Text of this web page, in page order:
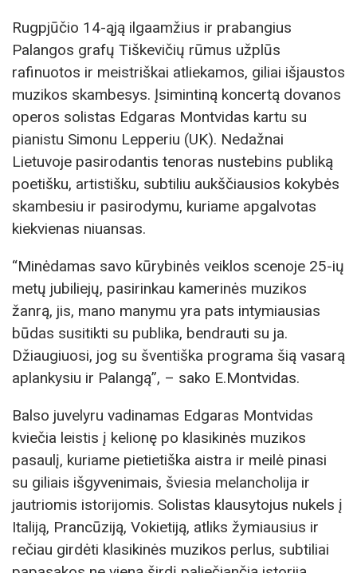
Rugpjūčio 14-ąją ilgaamžius ir prabangius
Palangos grafų Tiškevičių rūmus užplūs
rafinuotos ir meistriškai atliekamos, giliai išjaustos
muzikos skambesys. Įsimintiną koncertą dovanos
operos solistas Edgaras Montvidas kartu su
pianistu Simonu Lepperiu (UK). Nedažnai
Lietuvoje pasirodantis tenoras nustebins publiką
poetišku, artistišku, subtiliu aukščiausios kokybės
skambesiu ir pasirodymu, kuriame apgalvotas
kiekvienas niuansas.
“Minėdamas savo kūrybinės veiklos scenoje 25-ių
metų jubiliejų, pasirinkau kamerinės muzikos
žanrą, jis, mano manymu yra pats intymiausias
būdas susitikti su publika, bendrauti su ja.
Džiaugiuosi, jog su šventiška programa šią vasarą
aplankysiu ir Palangą”, – sako E.Montvidas.
Balso juvelyru vadinamas Edgaras Montvidas
kviečia leistis į kelionę po klasikinės muzikos
pasaulį, kuriame pietietiška aistra ir meilė pinasi
su giliais išgyvenimais, šviesia melancholija ir
jautriomis istorijomis. Solistas klausytojus nukels į
Italiją, Prancūziją, Vokietiją, atliks žymiausius ir
rečiau girdėti klasikinės muzikos perlus, subtiliai